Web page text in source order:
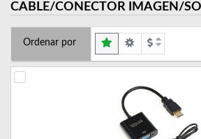
CABLE/CONECTOR IMAGEN/
Ordenar por